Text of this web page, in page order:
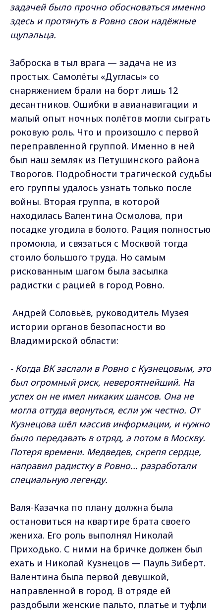
задачей было прочно обосноваться именно
здесь и протянуть в Ровно свои надёжные
щупальца.
Заброска в тыл врага — задача не из
простых. Самолёты «Дугласы» со
снаряжением брали на борт лишь 12
десантников. Ошибки в авианавигации и
малый опыт ночных полётов могли сыграть
роковую роль. Что и произошло с первой
переправленной группой. Именно в ней
был наш земляк из Петушинского района
Творогов. Подробности трагической судьбы
его группы удалось узнать только после
войны. Вторая группа, в которой
находилась Валентина Осмолова, при
посадке угодила в болото. Рация полностью
промокла, и связаться с Москвой тогда
стоило большого труда. Но самым
рискованным шагом была засылка
радистки с рацией в город Ровно.
Андрей Соловьёв, руководитель Музея
истории органов безопасности во
Владимирской области:
- Когда ВК заслали в Ровно с Кузнецовым, это
был огромный риск, невероятнейший. На
успех он не имел никаких шансов. Она не
могла оттуда вернуться, если уж честно. От
Кузнецова шёл массив информации, и нужно
было передавать в отряд, а потом в Москву.
Потеря времени. Медведев, скрепя сердце,
направил радистку в Ровно... разработали
специальную легенду.
Валя-Казачка по плану должна была
остановиться на квартире брата своего
жениха. Его роль выполнял Николай
Приходько. С ними на бричке должен был
ехать и Николай Кузнецов — Пауль Зиберт.
Валентина была первой девушкой,
направленной в город. В отряде ей
раздобыли женские пальто, платье и туфли